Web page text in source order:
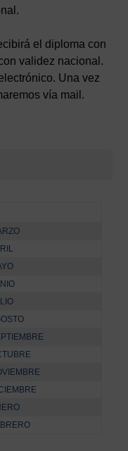
el diploma con
validez nacional.
Una vez
vía mail.